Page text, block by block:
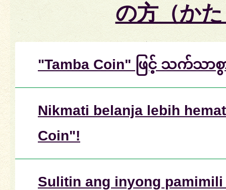
の方（か
"Tamba Coin" ဖြင့် သက်သာစွ
Nikmati belanja lebih
Coin"!
Sulitin ang inyong